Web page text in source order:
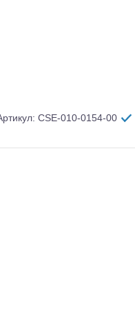
CSE-010-0154-00